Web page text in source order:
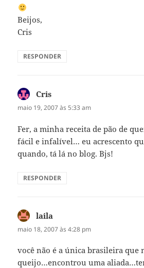
Beijos,
Cris
RESPONDER
Cris
maio 19, 2007 às 5:33 am
Fer, a minha receita de pão de
fácil e infalível… eu acrescento
quando, tá lá no blog. Bjs!
RESPONDER
laila
maio 18, 2007 às 4:28 pm
você não é a única brasileira que
queijo…encontrou uma